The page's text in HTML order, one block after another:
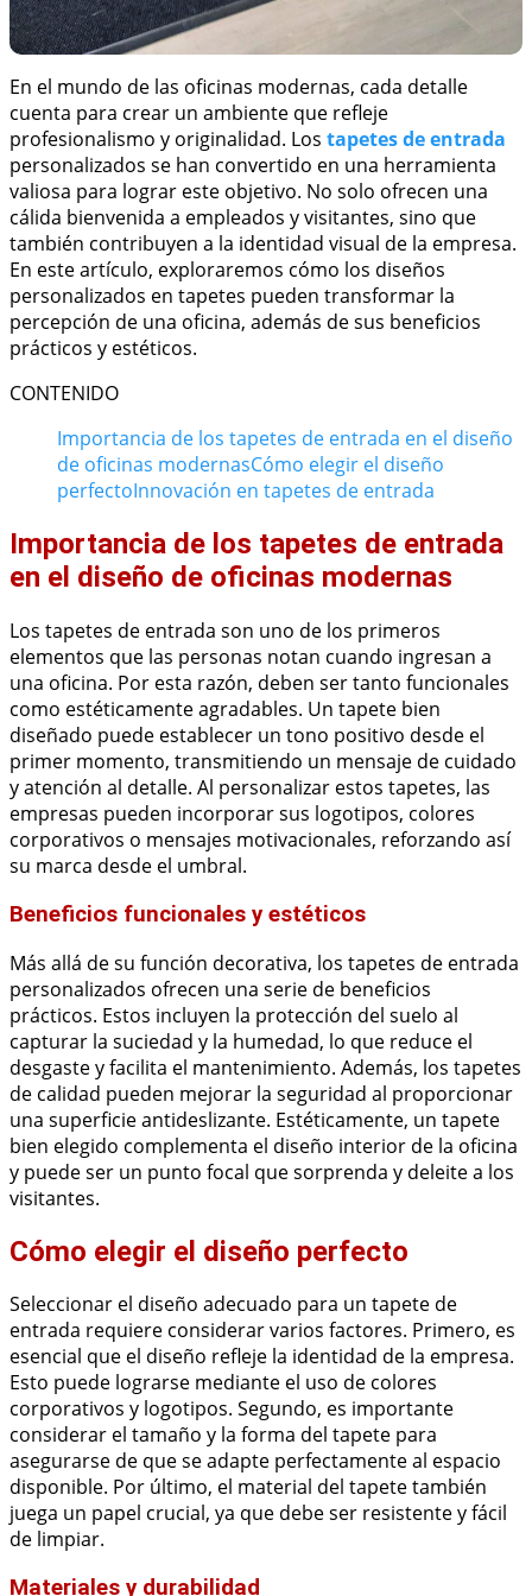
En el mundo de las oficinas modernas, cada detalle
cuenta para crear un ambiente que refleje
profesionalismo y originalidad. Los tapetes de entrada
personalizados se han convertido en una herramienta
valiosa para lograr este objetivo. No solo ofrecen una
cálida bienvenida a empleados y visitantes, sino que
también contribuyen a la identidad visual de la empresa.
En este artículo, exploraremos cómo los diseños
personalizados en tapetes pueden transformar la
percepción de una oficina, además de sus beneficios
prácticos y estéticos.
CONTENIDO
Importancia de los tapetes de entrada en el diseño
de oficinas modernasCómo elegir el diseño
perfectoInnovación en tapetes de entrada
Importancia de los tapetes de entrada
en el diseño de oficinas modernas
Los tapetes de entrada son uno de los primeros
elementos que las personas notan cuando ingresan a
una oficina. Por esta razón, deben ser tanto funcionales
como estéticamente agradables. Un tapete bien
diseñado puede establecer un tono positivo desde el
primer momento, transmitiendo un mensaje de cuidado
y atención al detalle. Al personalizar estos tapetes, las
empresas pueden incorporar sus logotipos, colores
corporativos o mensajes motivacionales, reforzando así
su marca desde el umbral.
Beneficios funcionales y estéticos
Más allá de su función decorativa, los tapetes de entrada
personalizados ofrecen una serie de beneficios
prácticos. Estos incluyen la protección del suelo al
capturar la suciedad y la humedad, lo que reduce el
desgaste y facilita el mantenimiento. Además, los tapetes
de calidad pueden mejorar la seguridad al proporcionar
una superficie antideslizante. Estéticamente, un tapete
bien elegido complementa el diseño interior de la oficina
y puede ser un punto focal que sorprenda y deleite a los
visitantes.
Cómo elegir el diseño perfecto
Seleccionar el diseño adecuado para un tapete de
entrada requiere considerar varios factores. Primero, es
esencial que el diseño refleje la identidad de la empresa.
Esto puede lograrse mediante el uso de colores
corporativos y logotipos. Segundo, es importante
considerar el tamaño y la forma del tapete para
asegurarse de que se adapte perfectamente al espacio
disponible. Por último, el material del tapete también
juega un papel crucial, ya que debe ser resistente y fácil
de limpiar.
Materiales y durabilidad